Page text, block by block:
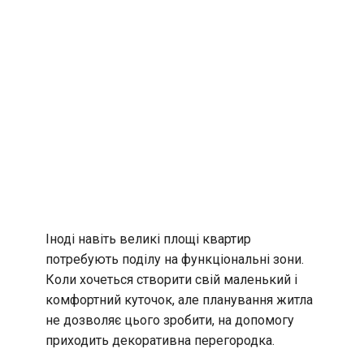
Іноді навіть великі площі квартир
потребують поділу на функціональні зони.
Коли хочеться створити свій маленький і
комфортний куточок, але планування житла
не дозволяє цього зробити, на допомогу
приходить декоративна перегородка.